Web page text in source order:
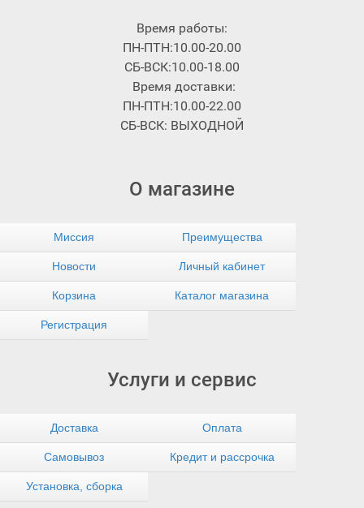
Время работы:
ПН-ПТН:10.00-20.00
СБ-ВСК:10.00-18.00
Время доставки:
ПН-ПТН:10.00-22.00
СБ-ВСК: ВЫХОДНОЙ
О магазине
Миссия Преимущества
Новости Личный кабинет
Корзина Каталог магазина
Регистрация
Услуги и сервис
Доставка Оплата
Самовывоз Кредит и рассрочка
Установка, сборка